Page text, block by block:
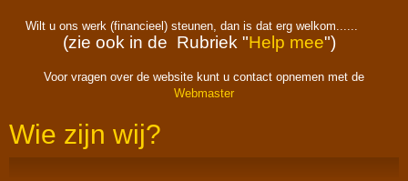
Wilt u ons werk (financieel) steunen, dan is dat erg welkom......
(zie ook in de Rubriek "Help mee")
Voor vragen over de website kunt u contact opnemen met de
Webmaster
Wie zijn wij?